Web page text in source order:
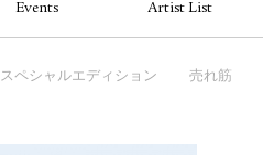
Events
Artist List
スペシャルエディション 売れ筋